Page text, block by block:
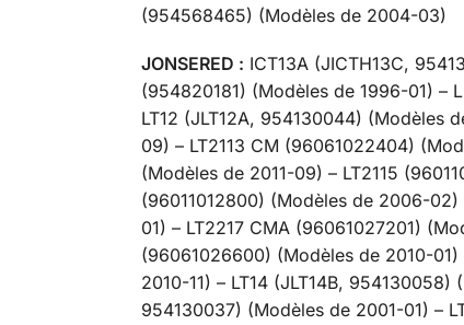
(954568465) (Modèles de 2004-03)
JONSERED : ICT13A (JICTH13C,
(954820181) (Modèles de 1996-01) –
LT12 (JLT12A, 954130044) (Modèles
09) – LT2113 CM (96061022404)
(Modèles de 2011-09) – LT2115
(96011012800) (Modèles de 2006-
01) – LT2217 CMA (96061027201)
(96061026600) (Modèles de 2010-
2010-11) – LT14 (JLT14B,
954130037) (Modèles de 2001-01) –